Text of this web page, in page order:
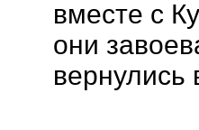
вместе с
они